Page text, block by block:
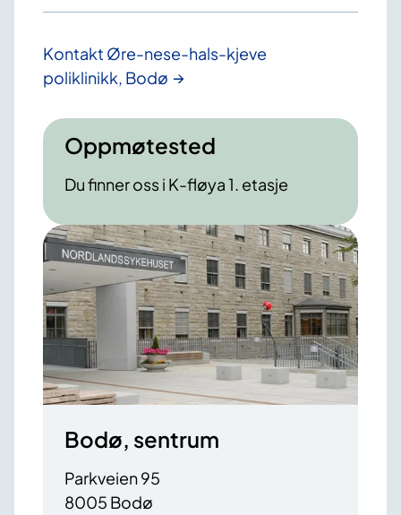
Kontakt Øre-nese-hals-kjeve
poliklinikk, Bodø
Oppmøtested
Du finner oss i K-fløya 1. etasje
Bodø, sentrum
Parkveien 95
8005 Bodø